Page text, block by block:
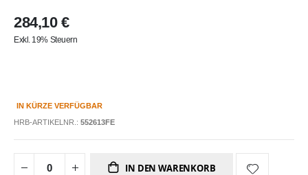
284,10 €
Exkl. 19% Steuern
IN KÜRZE VERFÜGBAR
HRB-ARTIKELNR.: 552613FE
IN DEN WARENKORB